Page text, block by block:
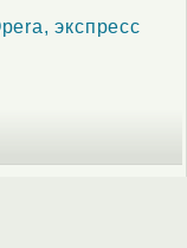
экспресс